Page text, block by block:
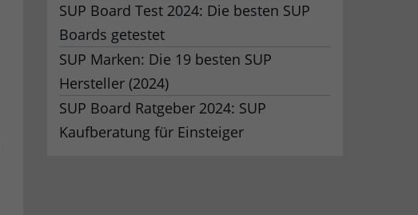
SUP Board Test 2024: Die besten SUP
Boards getestet
SUP Marken: Die 19 besten SUP
Hersteller (2024)
SUP Board Ratgeber 2024: SUP
Kaufberatung für Einsteiger